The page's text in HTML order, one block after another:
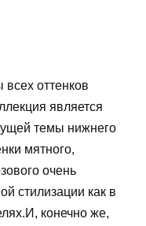
оттенков
является
темы нижнего
мятного,
очень
стилизации как в
конечно же,